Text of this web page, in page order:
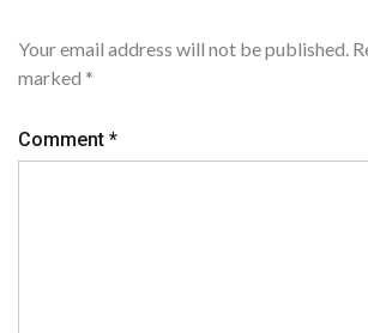
Your email address will not be published.
marked *
Comment *